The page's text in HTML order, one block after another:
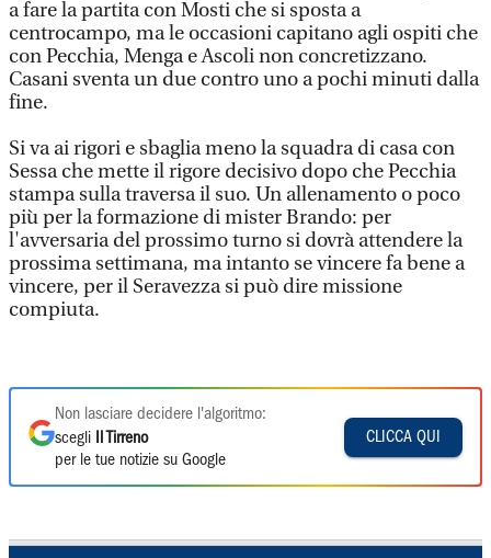
a fare la partita con Mosti che si sposta a
centrocampo, ma le occasioni capitano agli ospiti che
con Pecchia, Menga e Ascoli non concretizzano.
Casani sventa un due contro uno a pochi minuti dalla
fine.
Si va ai rigori e sbaglia meno la squadra di casa con
Sessa che mette il rigore decisivo dopo che Pecchia
stampa sulla traversa il suo. Un allenamento o poco
più per la formazione di mister Brando: per
l'avversaria del prossimo turno si dovrà attendere la
prossima settimana, ma intanto se vincere fa bene a
vincere, per il Seravezza si può dire missione
compiuta.
Non lasciare decidere l'algoritmo:
scegli
Il Tirreno
per le tue notizie su Google
CLICCA QUI